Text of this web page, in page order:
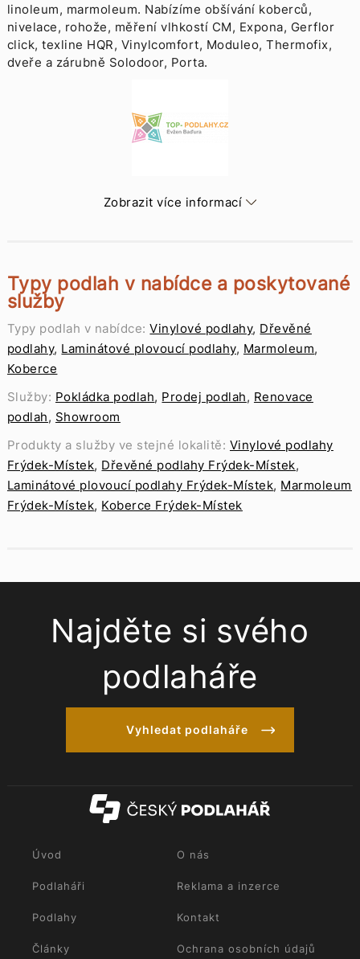
linoleum, marmoleum. Nabízíme obšívání koberců,
nivelace, rohože, měření vlhkostí CM, Expona, Gerflor
click, texline HQR, Vinylcomfort, Moduleo, Thermofix,
dveře a zárubně Solodoor, Porta.
Zobrazit více informací
Typy podlah v nabídce a poskytované
služby
Typy podlah v nabídce: Vinylové podlahy, Dřevěné
podlahy, Laminátové plovoucí podlahy, Marmoleum,
Koberce
Služby: Pokládka podlah, Prodej podlah, Renovace
podlah, Showroom
Produkty a služby ve stejné lokalitě: Vinylové podlahy
Frýdek-Místek, Dřevěné podlahy Frýdek-Místek,
Laminátové plovoucí podlahy Frýdek-Místek, Marmoleum
Frýdek-Místek, Koberce Frýdek-Místek
Najděte si svého
podlaháře
Vyhledat podlaháře
Úvod O nás
Podlaháři Reklama a inzerce
Podlahy Kontakt
Články Ochrana osobních údajů